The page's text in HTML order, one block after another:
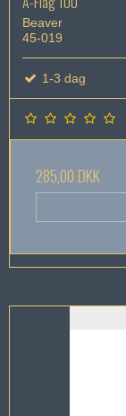
Beaver
45-019
1-3 dag
285,00 DKK